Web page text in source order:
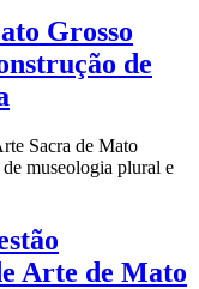
Grosso
de
Sacra de Mato
museologia plural e
Arte de Mato